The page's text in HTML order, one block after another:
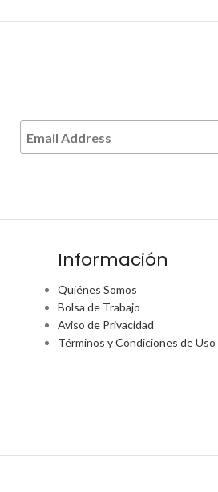
Información
Quiénes Somos
Bolsa de Trabajo
Aviso de Privacidad
Términos y Condiciones de Uso